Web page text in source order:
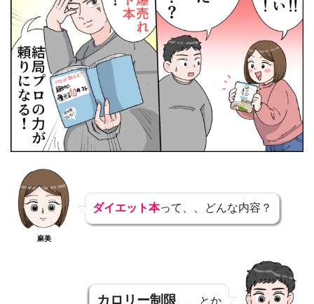
麻美
ダイエット本って、、どんな内容？
カロリー制限、、とか